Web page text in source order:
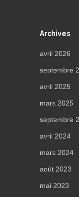
Archives
avril 2026
septembre
avril 2025
mars 2025
septembre
avril 2024
mars 2024
août 2023
mai 2023